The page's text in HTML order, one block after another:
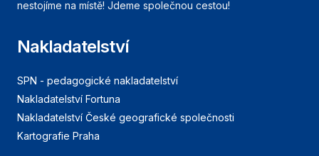
nestojíme na místě! Jdeme společnou cestou!
Nakladatelství
SPN - pedagogické nakladatelství
Nakladatelství Fortuna
Nakladatelství České geografické společnosti
Kartografie Praha